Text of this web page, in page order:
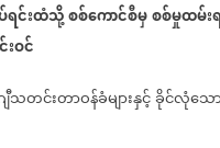
ရင်းထံသို့စစ်ကောင်စီမှစစ်မှုထမ်း
ဝင်
တင်းတာဝန်ခံများနှင့်ခိုင်လုံသေ